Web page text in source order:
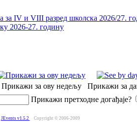
IV и VIII разред школска 2026/27.
2026-27. годину
Прикажи за ову недељу Прикажи за
Прикажи претходне догађаје?
JEvents v1.5.2 Copyright © 2006-2009